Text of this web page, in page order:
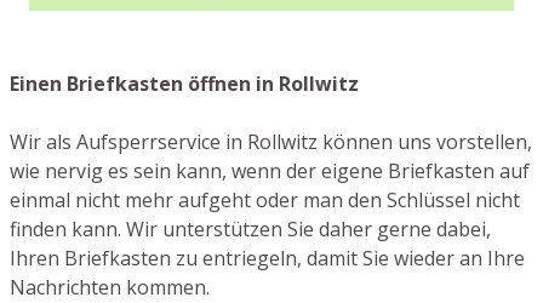
Einen Briefkasten öffnen in Rollwitz
Wir als Aufsperrservice in Rollwitz können uns vorstellen,
wie nervig es sein kann, wenn der eigene Briefkasten auf
einmal nicht mehr aufgeht oder man den Schlüssel nicht
finden kann. Wir unterstützen Sie daher gerne dabei,
Ihren Briefkasten zu entriegeln, damit Sie wieder an Ihre
Nachrichten kommen.